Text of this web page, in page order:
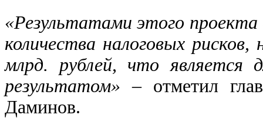
«Результатами этого проекта
количества налоговых
млрд. рублей, что является
результатом»– отметил
Даминов.